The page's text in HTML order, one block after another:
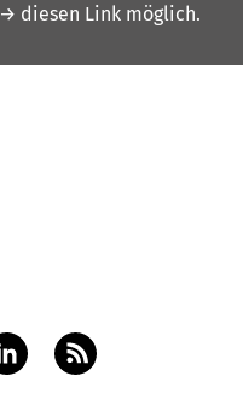
→ diesen Link möglich.